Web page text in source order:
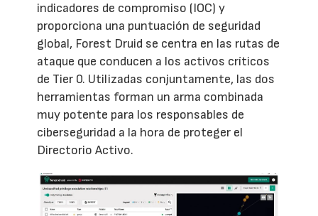
indicadores de compromiso (IOC) y
proporciona una puntuación de seguridad
global, Forest Druid se centra en las rutas de
ataque que conducen a los activos críticos
de Tier 0. Utilizadas conjuntamente, las dos
herramientas forman un arma combinada
muy potente para los responsables de
ciberseguridad a la hora de proteger el
Directorio Activo.